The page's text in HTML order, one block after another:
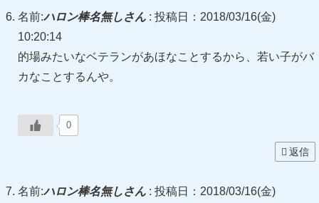
名前:ハロン棒名無しさん : 投稿日：2018/03/16(金)
10:20:14
的場みたいなベテランがあほなことするから、若い子がバ
カなことするんや。
0
返信
名前:ハロン棒名無しさん : 投稿日：2018/03/16(金)